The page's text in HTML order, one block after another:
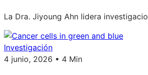
La Dra. Jiyoung Ahn lidera
Investigación
4 junio, 2026 • 4 Min